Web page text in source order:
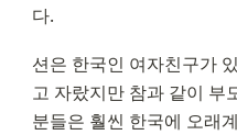
다.
션은 한국인 여자친구가
고 자랐지만 참과 같이 부
분들은 훨씬 한국에 오래